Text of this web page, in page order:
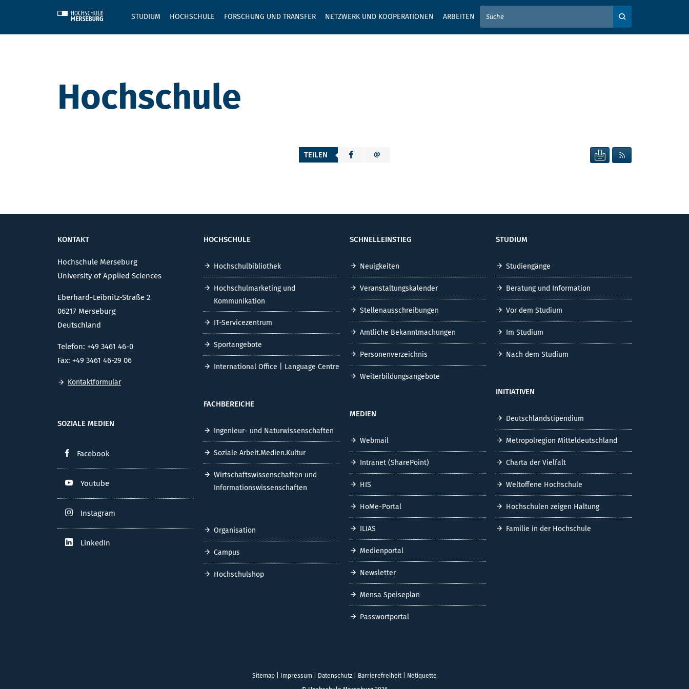
STUDIUM HOCHSCHULE FORSCHUNG UND TRANSFER NETZWERK UND KOOPERATIONEN ARBEITEN
GEBEN SIE HIER IHREN SUCHBEGRIFF EIN
Hochschule
TEILEN SEITE DRUCKEN
KONTAKT
Hochschule Merseburg
University of Applied Sciences
Eberhard-Leibnitz-Straße 2
06217 Merseburg
Deutschland
Telefon: +49 3461 46-0
Fax: +49 3461 46-29 06
Kontaktformular
SOZIALE MEDIEN
Facebook
Youtube
Instagram
LinkedIn
HOCHSCHULE
Hochschulbibliothek
Hochschulmarketing und
Kommunikation
IT-Servicezentrum
Sportangebote
International Office | Language Centre
FACHBEREICHE
Ingenieur- und Naturwissenschaften
Soziale Arbeit.Medien.Kultur
Wirtschaftswissenschaften und
Informationswissenschaften
Organisation
Campus
Hochschulshop
SCHNELLEINSTIEG
Neuigkeiten
Veranstaltungskalender
Stellenausschreibungen
Amtliche Bekanntmachungen
Personenverzeichnis
Weiterbildungsangebote
MEDIEN
Webmail
Intranet (SharePoint)
HIS
HoMe-Portal
ILIAS
Medienportal
Newsletter
Mensa Speiseplan
Passwortportal
STUDIUM
Studiengänge
Beratung und Information
Vor dem Studium
Im Studium
Nach dem Studium
INITIATIVEN
Deutschlandstipendium
Metropolregion Mitteldeutschland
Charta der Vielfalt
Weltoffene Hochschule
Hochschulen zeigen Haltung
Familie in der Hochschule
Sitemap Impressum Datenschutz Barrierefreiheit|
Netiquette